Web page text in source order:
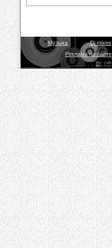
Музыка Dj mixes
Реклама на сайте